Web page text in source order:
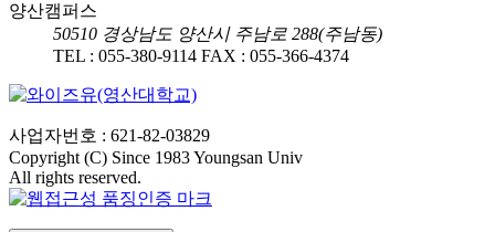
양산캠퍼스
50510 경상남도 양산시 주남로 288(주남동)
TEL : 055-380-9114 FAX : 055-366-4374
사업자번호 : 621-82-03829
Copyright (C) Since 1983 Youngsan Univ
All rights reserved.